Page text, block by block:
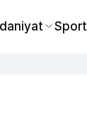
Sport